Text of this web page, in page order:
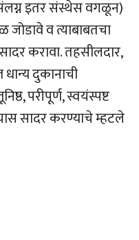
इतर संस्थेस वगळून)
जोडावे व त्याबाबतचा
करावा. तहसीलदार,
दुकानाची
परीपूर्ण, स्वयंस्पष्ट
सादर करण्याचे म्हटले